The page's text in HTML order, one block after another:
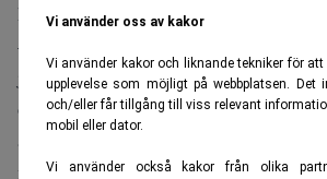
Vi använder oss av kakor
Vi använder kakor och liknande tekniker för
upplevelse som möjligt på webbplatsen. Det
och/eller får tillgång till viss relevant
mobil eller dator.
Vi använder också kakor från olika
kapitalförvaltar-jobb i början av 90-
– Jag kan fortfarande fundera över vad
jag tagit det. Men jag hade precis
och mina förmåner med min dåvarande
arbetsgivare. Samtidigt hade jag varit
firman och var egentligen färdig där.